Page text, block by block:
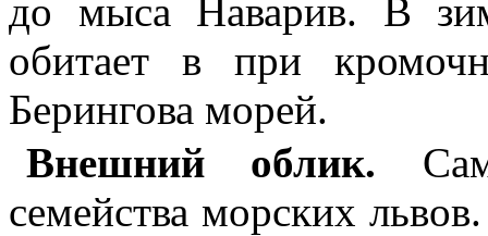
до мыса Наварив. В
обитает в при
Берингова морей.
Внешний облик.
семейства морских